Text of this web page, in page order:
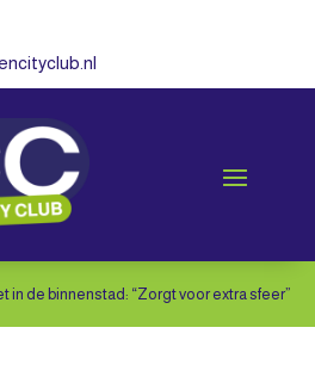
in de binnenstad: “Zorgt voor extra sfeer”